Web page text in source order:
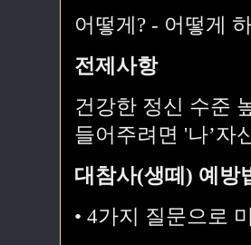
어떻게? - 어떻게
전제사항
건강한 정신 수준
들어주려면 '나’자
대참사(생떼) 예방
• 4가지 질문으로